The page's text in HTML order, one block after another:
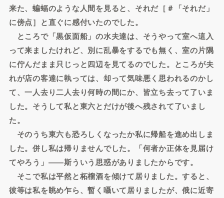
来た、蝙蝠のような人間を見ると、それだ［＃「それだ」
に傍点］と直ぐに感付いたのでした。
ところで「黒仮面船」の水夫達は、そうやって室へ這入
って来ましたけれど、別に乱暴をするでも無く、室の片隅
に佇んだまま只じっと四辺を見てるのでした。ところが夫
れが店の客達に執っては、却って気味悪く思われるのかし
て、一人去り二人去り何時の間にか、皆立ち去って了いま
した。そうして私と東六とだけが後へ残されて了いまし
た。
そのうち東六も恐ろしくなったか私に帰船を進め出しま
した。併し私は帰りませんでした。「何者か正体を見届け
てやろう」――斯ういう思惑がありましたからです。
そこで私は平然と柘榴酒を傾けて居りました。すると、
彼等は私を眺め乍ら、暫く囁いて居りましたが、俄に近寄